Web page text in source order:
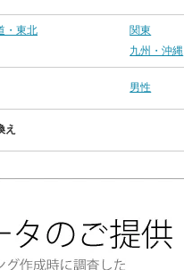
・東北 関東
九州・沖縄
男性
え